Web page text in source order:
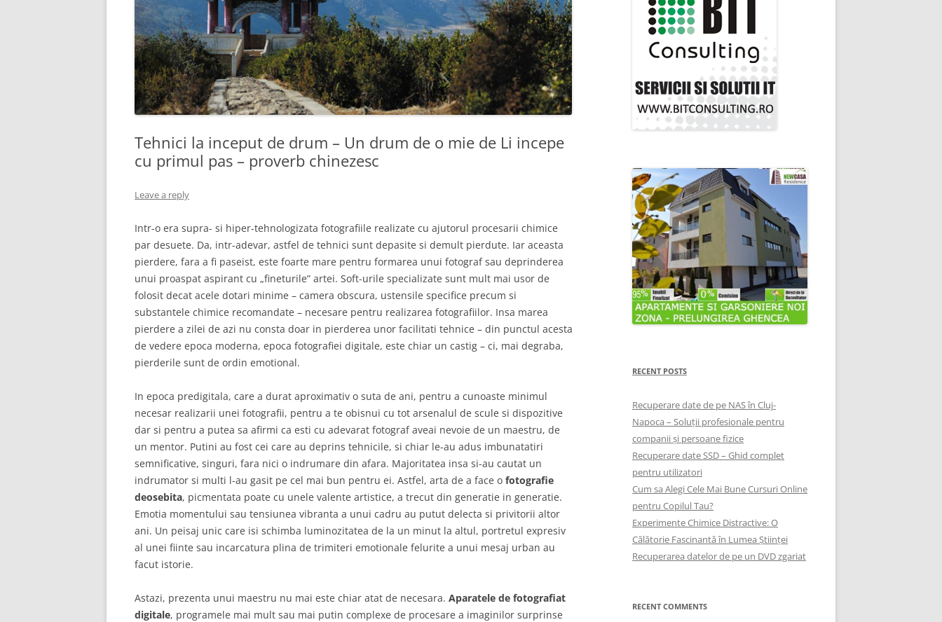
Tehnici la inceput de drum – Un drum de o mie de Li incepe
cu primul pas – proverb chinezesc
Leave a reply
Intr-o era supra- si hiper-tehnologizata fotografiile realizate cu ajutorul procesarii chimice
par desuete. Da, intr-adevar, astfel de tehnici sunt depasite si demult pierdute. Iar aceasta
pierdere, fara a fi paseist, este foarte mare pentru formarea unui fotograf sau deprinderea
unui proaspat aspirant cu „fineturile” artei. Soft-urile specializate sunt mult mai usor de
folosit decat acele dotari minime – camera obscura, ustensile specifice precum si
substantele chimice recomandate – necesare pentru realizarea fotografiilor. Insa marea
pierdere a zilei de azi nu consta doar in pierderea unor facilitati tehnice – din punctul acesta
de vedere epoca moderna, epoca fotografiei digitale, este chiar un castig – ci, mai degraba,
pierderile sunt de ordin emotional.
In epoca predigitala, care a durat aproximativ o suta de ani, pentru a cunoaste minimul
necesar realizarii unei fotografii, pentru a te obisnui cu tot arsenalul de scule si dispozitive
dar si pentru a putea sa afirmi ca esti cu adevarat fotograf aveai nevoie de un maestru, de
un mentor. Putini au fost cei care au deprins tehnicile, si chiar le-au adus imbunatatiri
semnificative, singuri, fara nici o indrumare din afara. Majoritatea insa si-au cautat un
indrumator si multi l-au gasit pe cel mai bun pentru ei. Astfel, arta de a face o fotografie
deosebita, picmentata poate cu unele valente artistice, a trecut din generatie in generatie.
Emotia momentului sau tensiunea vibranta a unui cadru au putut delecta si privitorii altor
ani. Un peisaj unic care isi schimba luminozitatea de la un minut la altul, portretul expresiv
al unei fiinte sau incarcatura plina de trimiteri emotionale felurite a unui mesaj urban au
facut istorie.
Astazi, prezenta unui maestru nu mai este chiar atat de necesara. Aparatele de fotografiat
digitale, programele mai mult sau mai putin complexe de procesare a imaginilor surprinse
RECENT POSTS
Recuperare date de pe NAS în Cluj-
Napoca – Soluții profesionale pentru
companii și persoane fizice
Recuperare date SSD – Ghid complet
pentru utilizatori
Cum sa Alegi Cele Mai Bune Cursuri Online
pentru Copilul Tau?
Experimente Chimice Distractive: O
Călătorie Fascinantă în Lumea Științei
Recuperarea datelor de pe un DVD zgariat
RECENT COMMENTS